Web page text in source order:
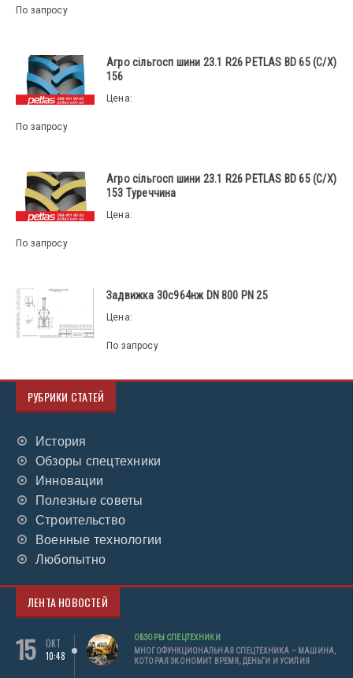
По запросу
Агро сільгосп шини 23.1 R26 PETLAS BD 65 (С/Х)
156
Цена:
По запросу
Агро сільгосп шини 23.1 R26 PETLAS BD 65 (С/Х)
153 Туреччина
Цена:
По запросу
Задвижка 30с964нж DN 800 PN 25
Цена:
По запросу
РУБРИКИ СТАТЕЙ
История
Обзоры спецтехники
Инновации
Полезные советы
Строительство
Военные технологии
Любопытно
ЛЕНТА НОВОСТЕЙ
15
ОКТ
10:48
ОБЗОРЫ СПЕЦТЕХНИКИ
МНОГОФУНКЦИОНАЛЬНАЯ СПЕЦТЕХНИКА – МАШИНА,
КОТОРАЯ ЭКОНОМИТ ВРЕМЯ, ДЕНЬГИ И УСИЛИЯ